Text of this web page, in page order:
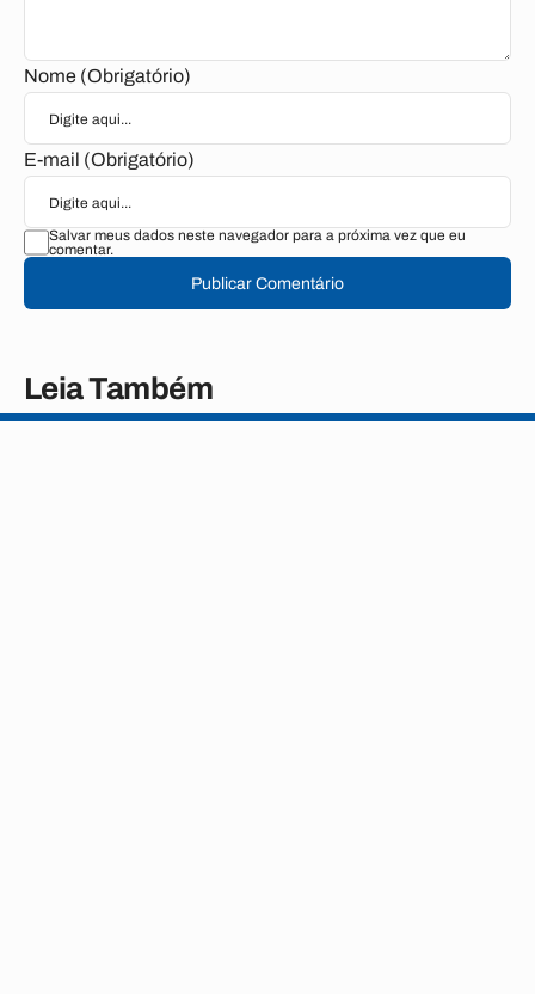
Nome (Obrigatório)
E-mail (Obrigatório)
Salvar meus dados neste navegador para a próxima vez que eu
comentar.
Publicar Comentário
Leia Também